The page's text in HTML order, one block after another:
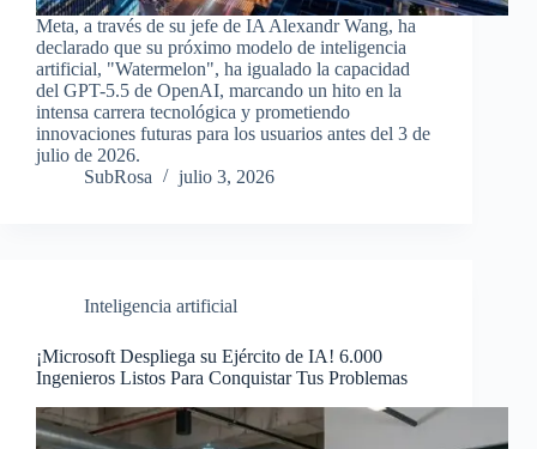
Meta, a través de su jefe de IA Alexandr Wang, ha
declarado que su próximo modelo de inteligencia
artificial, "Watermelon", ha igualado la capacidad
del GPT-5.5 de OpenAI, marcando un hito en la
intensa carrera tecnológica y prometiendo
innovaciones futuras para los usuarios antes del 3 de
julio de 2026.
SubRosa
julio 3, 2026
Inteligencia artificial
¡Microsoft Despliega su Ejército de IA! 6.000
Ingenieros Listos Para Conquistar Tus Problemas